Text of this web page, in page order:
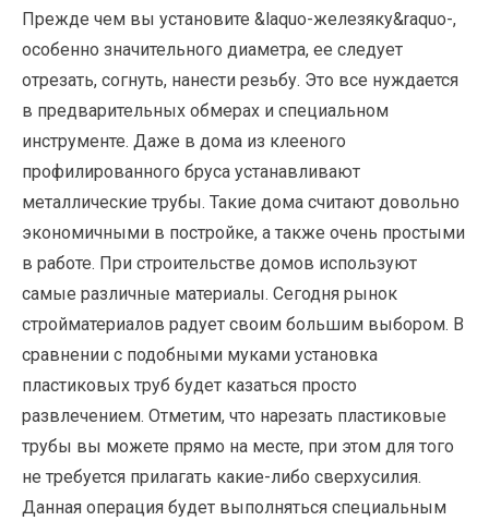
Прежде чем вы установите &laquo-железяку&raquo-,
особенно значительного диаметра, ее следует
отрезать, согнуть, нанести резьбу. Это все нуждается
в предварительных обмерах и специальном
инструменте. Даже в дома из клееного
профилированного бруса устанавливают
металлические трубы. Такие дома считают довольно
экономичными в постройке, а также очень простыми
в работе. При строительстве домов используют
самые различные материалы. Сегодня рынок
стройматериалов радует своим большим выбором. В
сравнении с подобными муками установка
пластиковых труб будет казаться просто
развлечением. Отметим, что нарезать пластиковые
трубы вы можете прямо на месте, при этом для того
не требуется прилагать какие-либо сверхусилия.
Данная операция будет выполняться специальным